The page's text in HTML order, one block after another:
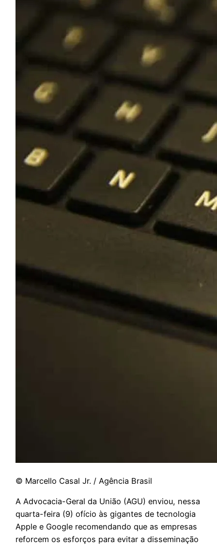
© Marcello Casal Jr. / Agência Brasil
A Advocacia-Geral da União (AGU) enviou, nessa
quarta-feira (9) ofício às gigantes de tecnologia
Apple e Google recomendando que as empresas
reforcem os esforços para evitar a disseminação